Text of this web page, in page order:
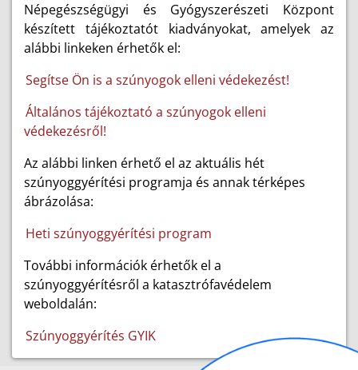
Népegészségügyi és Gyógyszerészeti Központ
készített tájékoztatót kiadványokat, amelyek az
alábbi linkeken érhetők el:
Segítse Ön is a szúnyogok elleni védekezést!
Általános tájékoztató a szúnyogok elleni
védekezésről!
Az alábbi linken érhető el az aktuális hét
szúnyoggyérítési programja és annak térképes
ábrázolása:
Heti szúnyoggyérítési program
További információk érhetők el a
szúnyoggyérítésről a katasztrófavédelem
weboldalán:
Szúnyoggyérítés GYIK